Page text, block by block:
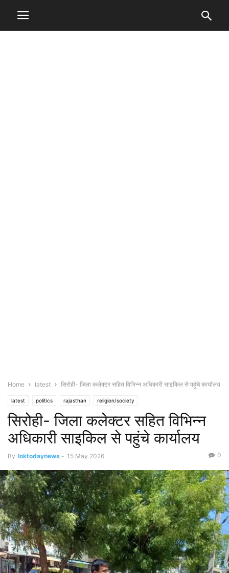
Home latest सिरोही- जिला कलेक्टर सहित विभिन्न अधिकारी साइकिल से पहुंचे कार्यालय
latest politics rajasthan religion/society
सिरोही- जिला कलेक्टर सहित विभिन्न
अधिकारी साइकिल से पहुंचे कार्यालय
By loktodaynews - 15 May 2026 0